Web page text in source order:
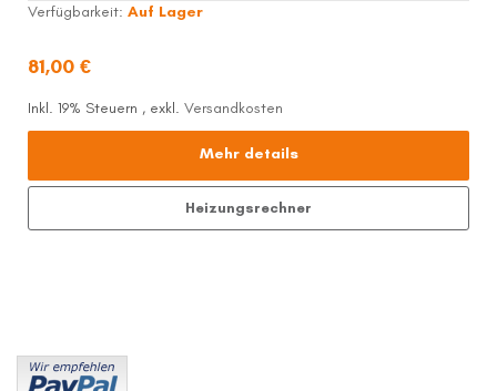
Verfügbarkeit: Auf Lager
81,00 €
Inkl. 19% Steuern , exkl. Versandkosten
Mehr details
Heizungsrechner